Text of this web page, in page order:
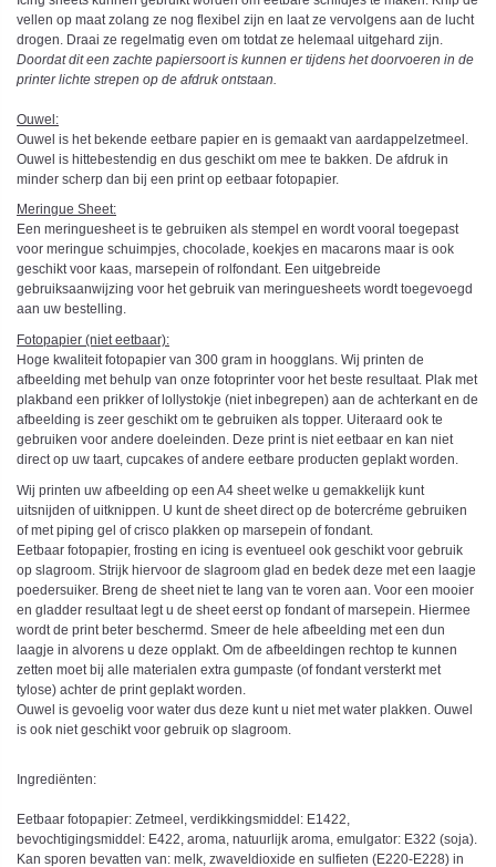
vellen op maat zolang ze nog flexibel zijn en laat ze vervolgens aan de lucht
drogen. Draai ze regelmatig even om totdat ze helemaal uitgehard zijn.
Doordat dit een zachte papiersoort is kunnen er tijdens het doorvoeren in de
printer lichte strepen op de afdruk ontstaan.
Ouwel:
Ouwel is het bekende eetbare papier en is gemaakt van aardappelzetmeel.
Ouwel is hittebestendig en dus geschikt om mee te bakken. De afdruk in
minder scherp dan bij een print op eetbaar fotopapier.
Meringue Sheet:
Een meringuesheet is te gebruiken als stempel en wordt vooral toegepast
voor meringue schuimpjes, chocolade, koekjes en macarons maar is ook
geschikt voor kaas, marsepein of rolfondant. Een uitgebreide
gebruiksaanwijzing voor het gebruik van meringuesheets wordt toegevoegd
aan uw bestelling.
Fotopapier (niet eetbaar):
Hoge kwaliteit fotopapier van 300 gram in hoogglans. Wij printen de
afbeelding met behulp van onze fotoprinter voor het beste resultaat. Plak met
plakband een prikker of lollystokje (niet inbegrepen) aan de achterkant en de
afbeelding is zeer geschikt om te gebruiken als topper. Uiteraard ook te
gebruiken voor andere doeleinden. Deze print is niet eetbaar en kan niet
direct op uw taart, cupcakes of andere eetbare producten geplakt worden.
Wij printen uw afbeelding op een A4 sheet welke u gemakkelijk kunt
uitsnijden of uitknippen. U kunt de sheet direct op de botercréme gebruiken
of met piping gel of crisco plakken op marsepein of fondant.
Eetbaar fotopapier, frosting en icing is eventueel ook geschikt voor gebruik
op slagroom. Strijk hiervoor de slagroom glad en bedek deze met een laagje
poedersuiker. Breng de sheet niet te lang van te voren aan. Voor een mooier
en gladder resultaat legt u de sheet eerst op fondant of marsepein. Hiermee
wordt de print beter beschermd. Smeer de hele afbeelding met een dun
laagje in alvorens u deze opplakt. Om de afbeeldingen rechtop te kunnen
zetten moet bij alle materialen extra gumpaste (of fondant versterkt met
tylose) achter de print geplakt worden.
Ouwel is gevoelig voor water dus deze kunt u niet met water plakken. Ouwel
is ook niet geschikt voor gebruik op slagroom.
Ingrediënten:
Eetbaar fotopapier: Zetmeel, verdikkingsmiddel: E1422,
bevochtigingsmiddel: E422, aroma, natuurlijk aroma, emulgator: E322 (soja).
Kan sporen bevatten van: melk, zwaveldioxide en sulfieten (E220-E228) in